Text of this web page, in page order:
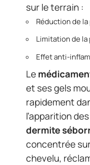
sur le terrain :
Réduction de
Limitation de
Effet anti-
Le
et ses gels
rapidement
l’apparition
dermite
concentrée
chevelu,